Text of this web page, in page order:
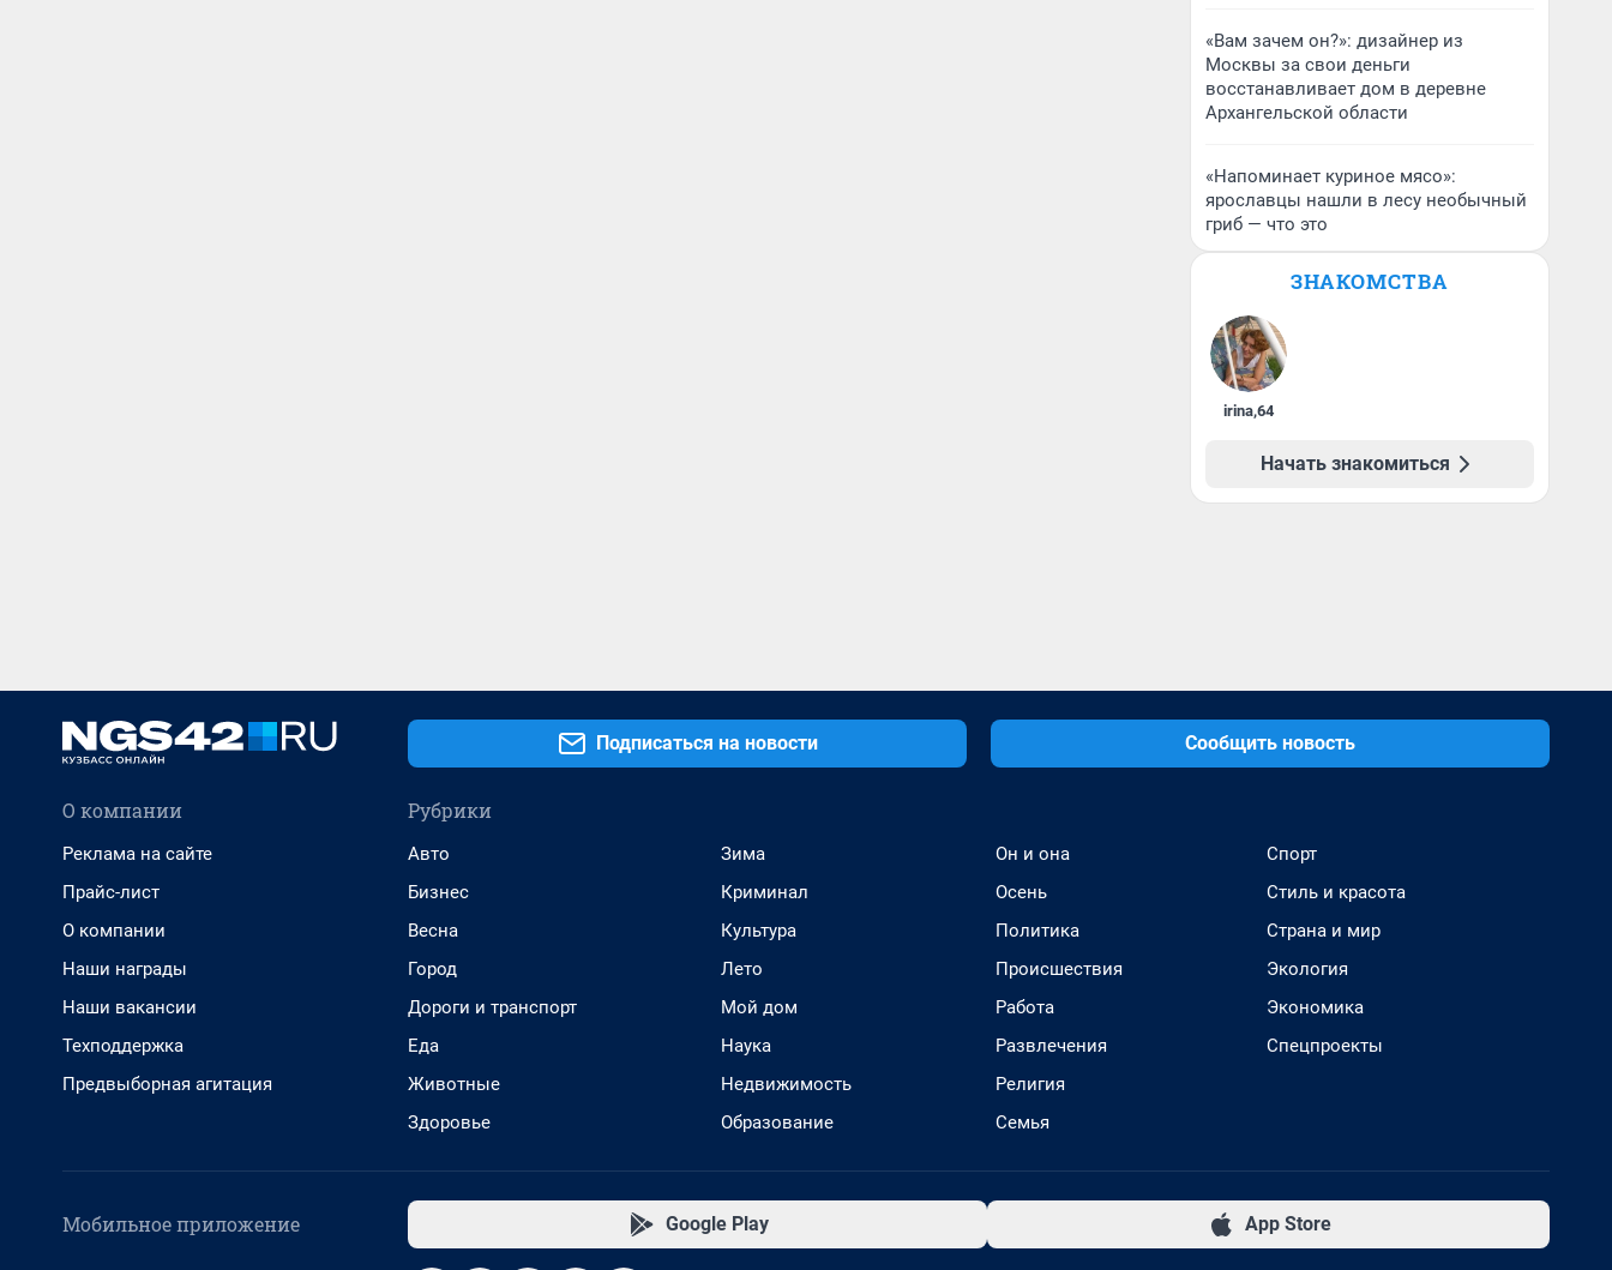
«Вам зачем он?»: дизайнер из
Москвы за свои деньги
восстанавливает дом в деревне
Архангельской области
«Напоминает куриное мясо»:
ярославцы нашли в лесу необычный
гриб — что это
ЗНАКОМСТВА
irina,64
Начать знакомиться
Подписаться на новости Сообщить новость
О компании
Реклама на сайте
Прайс-лист
О компании
Наши награды
Наши вакансии
Техподдержка
Предвыборная агитация
Рубрики
Авто
Бизнес
Весна
Город
Дороги и транспорт
Еда
Животные
Здоровье
Зима
Криминал
Культура
Лето
Мой дом
Наука
Недвижимость
Образование
Он и она
Осень
Политика
Происшествия
Работа
Развлечения
Религия
Семья
Спорт
Стиль и красота
Страна и мир
Экология
Экономика
Спецпроекты
Мобильное приложение Google Play App Store